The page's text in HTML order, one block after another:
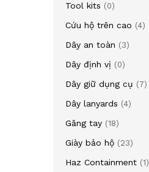
Tool kits (0)
Cứu hộ trên cao (4)
Dây an toàn (3)
Dây định vị (0)
Dây giữ dụng cụ (7)
Dây lanyards (4)
Găng tay (18)
Giày bảo hộ (23)
Haz Containment (1)